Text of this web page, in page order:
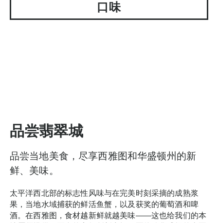
口味
品尝翡翠城
品尝当地美食，尽享西雅图和华盛顿州的新
鲜、美味。
太平洋西北部的标志性风味与在完美时刻采摘的成熟浆
果，当地水域捕获的鲜活鱼蟹，以及获奖的葡萄酒和啤
酒。在西雅图，食材越新鲜就越美味——这也给我们的本